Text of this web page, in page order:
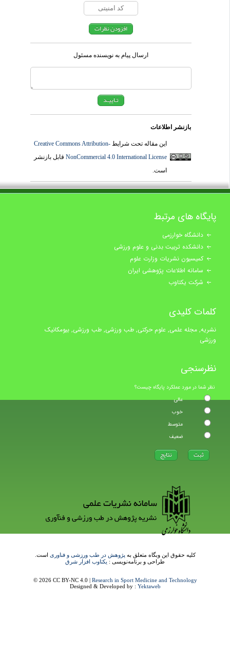
ارسال پیام به نویسنده مسئول
بازنشر اطلاعات
این مقاله تحت شرایطCreative Commons Attribution-
NonCommercial 4.0 International Licenseقابل بازنشر
است.
پایگاه های مرتبط
دانشگاه خوارزمی
دانشکده تربیت بدنی و علوم ورزشی
کمیسیون نشریات وزارت علوم
سامانه اطلاعات پژوهشی ایران
شرکت یکتاوب
کلمات کلیدی
نشریه, مجله علمی, علوم حرکتی, طب ورزشی, طب ورزشی, بیومکانیک
ورزشی
نظرسنجی
نظر شما در مورد عملکرد پایگاه چیست؟
عالی
خوب
متوسط
ضعیف
کلیه حقوق این وبگاه متعلق به پژوهش در طب ورزشی و فناوریاست.
طراحی و برنامه‌نویسی : یکتاوب افزار شرق
© 2026 CC BY-NC 4.0 |Research in Sport Medicine and Technology
Designed & Developed by :Yektaweb